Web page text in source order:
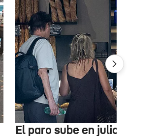
El paro sube en julio en